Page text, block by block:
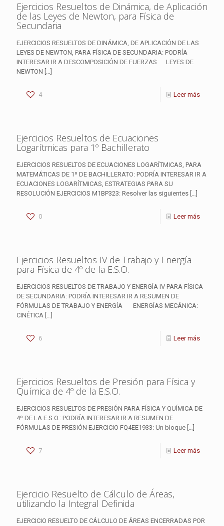
Ejercicios Resueltos de Dinámica, de Aplicación
de las Leyes de Newton, para Física de
Secundaria
EJERCICIOS RESUELTOS DE DINÁMICA, DE APLICACIÓN DE LAS
LEYES DE NEWTON, PARA FÍSICA DE SECUNDARIA: PODRÍA
INTERESAR IR A DESCOMPOSICIÓN DE FUERZAS LEYES DE
NEWTON […]
4 Leer más
Ejercicios Resueltos de Ecuaciones
Logarítmicas para 1º Bachillerato
EJERCICIOS RESUELTOS DE ECUACIONES LOGARÍTMICAS, PARA
MATEMÁTICAS DE 1º DE BACHILLERATO: PODRÍA INTERESAR IR A
ECUACIONES LOGARÍTMICAS, ESTRATEGIAS PARA SU
RESOLUCIÓN EJERCICIOS M1BP323: Resolver las siguientes […]
0 Leer más
Ejercicios Resueltos IV de Trabajo y Energía
para Física de 4º de la E.S.O.
EJERCICIOS RESUELTOS DE TRABAJO Y ENERGÍA IV PARA FÍSICA
DE SECUNDARIA: PODRÍA INTERESAR IR A RESUMEN DE
FÓRMULAS DE TRABAJO Y ENERGÍA ENERGÍAS MECÁNICA:
CINÉTICA […]
6 Leer más
Ejercicios Resueltos de Presión para Física y
Química de 4º de la E.S.O.
EJERCICIOS RESUELTOS DE PRESIÓN PARA FÍSICA Y QUÍMICA DE
4º DE LA E.S.O.: PODRÍA INTERESAR IR A RESUMEN DE
FÓRMULAS DE PRESIÓN EJERCICIO FQ4EE1933: Un bloque […]
7 Leer más
Ejercicio Resuelto de Cálculo de Áreas,
utilizando la Integral Definida
EJERCICIO RESUELTO DE CÁLCULO DE ÁREAS ENCERRADAS POR